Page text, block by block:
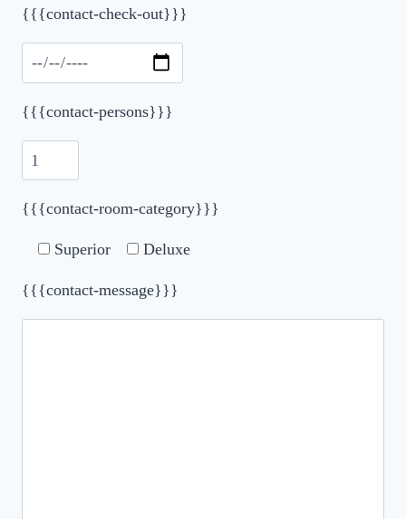
{{{contact-check-out}}}
{{{contact-persons}}}
{{{contact-room-category}}}
Superior Deluxe
{{{contact-message}}}